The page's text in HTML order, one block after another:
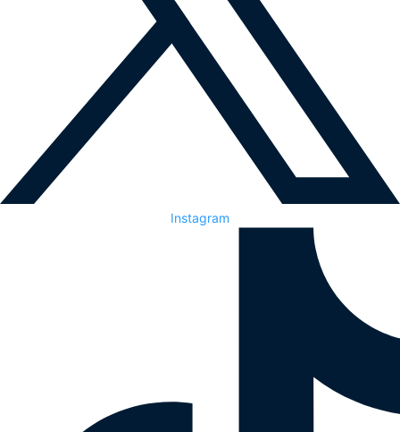
Instagram